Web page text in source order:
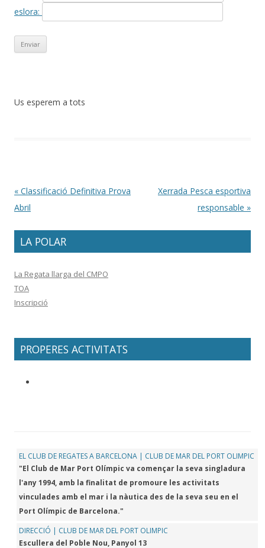
eslora:
Us esperem a tots
Post navigation
« Classificació Definitiva Prova
Abril
Xerrada Pesca esportiva
responsable »
LA POLAR
La Regata llarga del CMPO
TOA
Inscripció
PROPERES ACTIVITATS
EL CLUB DE REGATES A BARCELONA | CLUB DE MAR DEL PORT OLIMPIC
"El Club de Mar Port Olímpic va començar la seva singladura
l'any 1994, amb la finalitat de promoure les activitats
vinculades amb el mar i la nàutica des de la seva seu en el
Port Olímpic de Barcelona."
DIRECCIÓ | CLUB DE MAR DEL PORT OLIMPIC
Escullera del Poble Nou, Panyol 13